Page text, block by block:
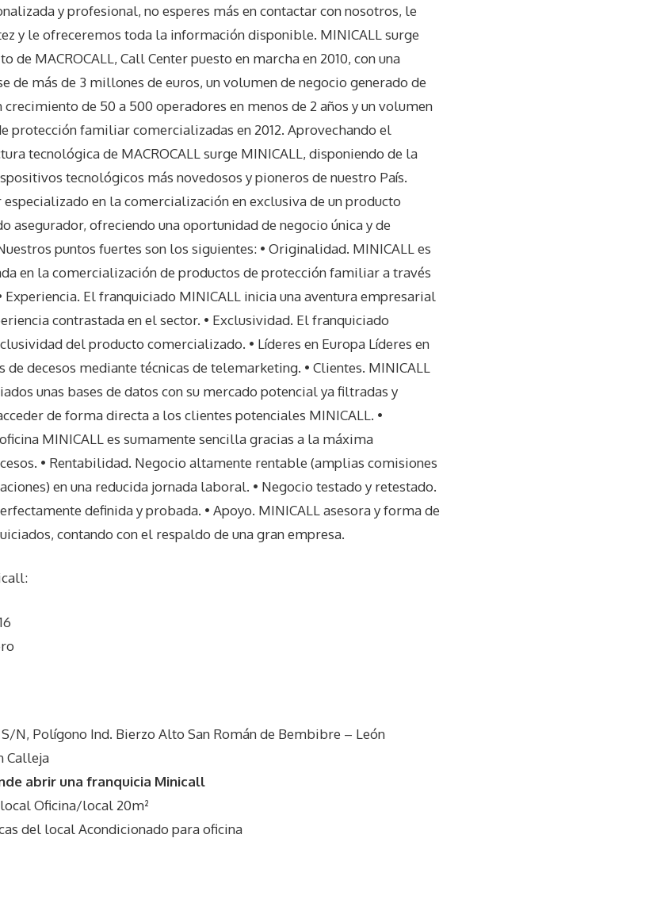
y profesional, no esperes más en contactar con nosotros, le
y le ofreceremos toda la información disponible. MINICALL surge
de MACROCALL, Call Center puesto en marcha en 2010, con una
de más de 3 millones de euros, un volumen de negocio generado de
crecimiento de 50 a 500 operadores en menos de 2 años y un volumen
protección familiar comercializadas en 2012. Aprovechando el
tecnológica de MACROCALL surge MINICALL, disponiendo de la
tecnológicos más novedosos y pioneros de nuestro País.
especializado en la comercialización en exclusiva de un producto
asegurador, ofreciendo una oportunidad de negocio única y de
puntos fuertes son los siguientes: • Originalidad. MINICALL es
en la comercialización de productos de protección familiar a través
Experiencia. El franquiciado MINICALL inicia una aventura empresarial
contrastada en el sector. • Exclusividad. El franquiciado
del producto comercializado. • Líderes en Europa Líderes en
de decesos mediante técnicas de telemarketing. • Clientes. MINICALL
unas bases de datos con su mercado potencial ya filtradas y
de forma directa a los clientes potenciales MINICALL. •
MINICALL es sumamente sencilla gracias a la máxima
• Rentabilidad. Negocio altamente rentable (amplias comisiones
en una reducida jornada laboral. • Negocio testado y retestado.
definida y probada. • Apoyo. MINICALL asesora y forma de
contando con el respaldo de una gran empresa.
:
N, Polígono Ind. Bierzo Alto San Román de Bembibre – León
Calleja
abrir una franquicia Minicall
Oficina/local 20m²
del local Acondicionado para oficina